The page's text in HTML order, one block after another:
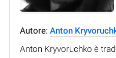
Autore: Anton
Anton Kryvoruchko è